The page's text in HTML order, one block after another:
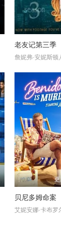
老友记第三季
贝尼多姆命案